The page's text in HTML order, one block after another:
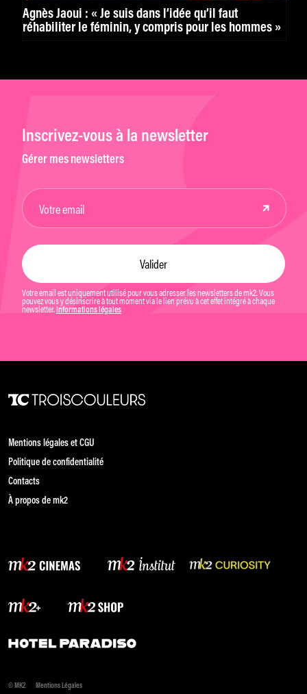
Agnès Jaoui : « Je suis dans l’idée qu’il faut
réhabiliter le féminin, y compris pour les hommes »
Inscrivez-vous à la newsletter
Gérer mes newsletters
Votre email est uniquement utilisé pour vous adresser les newsletters de mk2. Vous
pouvez vous y désinscrire à tout moment via le lien prévu à cet effet intégré à chaque
newsletter. Informations légales
Mentions légales et CGU
Politique de confidentialité
Contacts
À propos de mk2
© MK2 Mentions Légales